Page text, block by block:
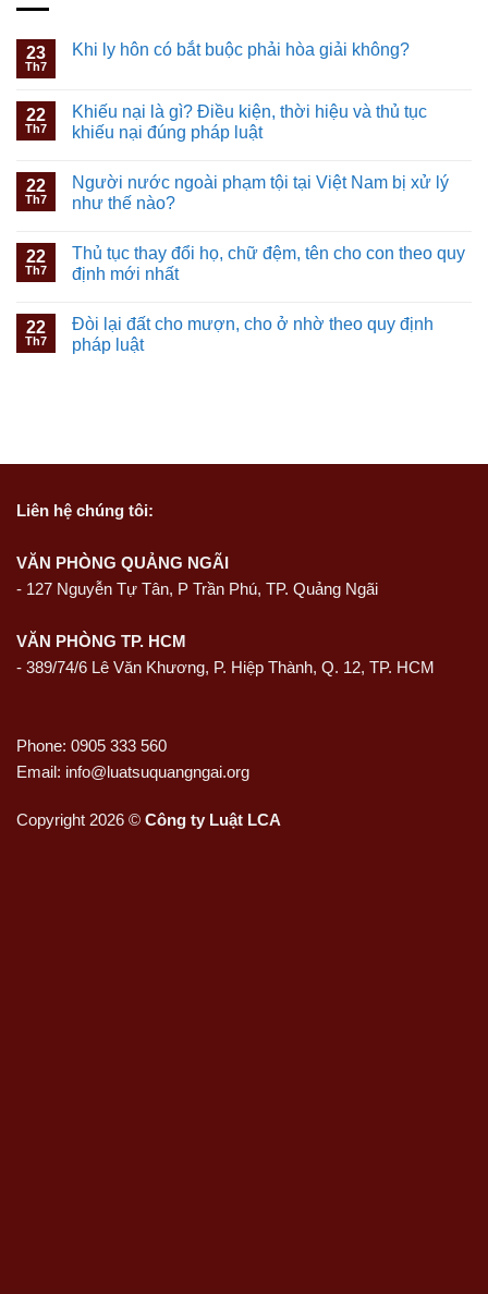
23
Th7
Khi ly hôn có bắt buộc phải hòa giải không?
22
Th7
Khiếu nại là gì? Điều kiện, thời hiệu và thủ tục
khiếu nại đúng pháp luật
22
Th7
Người nước ngoài phạm tội tại Việt Nam bị xử lý
như thế nào?
22
Th7
Thủ tục thay đổi họ, chữ đệm, tên cho con theo quy
định mới nhất
22
Th7
Đòi lại đất cho mượn, cho ở nhờ theo quy định
pháp luật
Liên hệ chúng tôi:
VĂN PHÒNG QUẢNG NGÃI
- 127 Nguyễn Tự Tân, P Trần Phú, TP. Quảng Ngãi
VĂN PHÒNG TP. HCM
- 389/74/6 Lê Văn Khương, P. Hiệp Thành, Q. 12, TP. HCM
Phone: 0905 333 560
Email: info@luatsuquangngai.org
Copyright 2026 © Công ty Luật LCA